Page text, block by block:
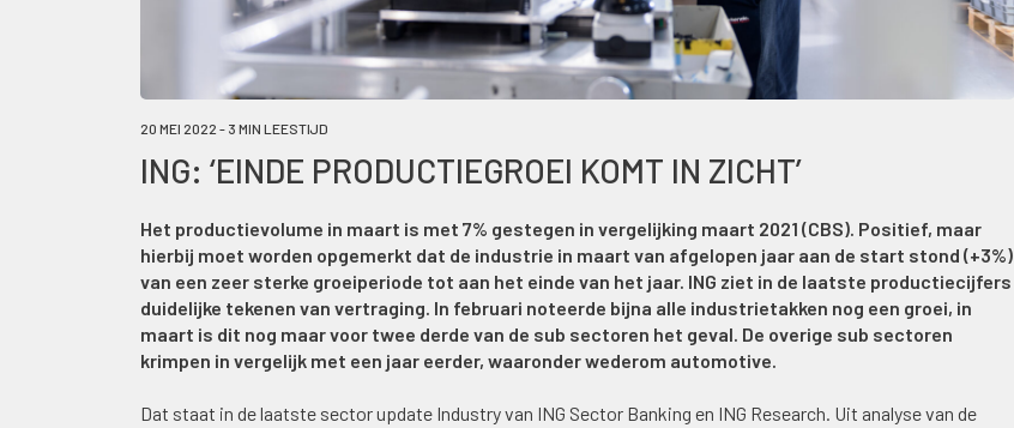
20 MEI 2022 - 3 MIN LEESTIJD
ING: ‘EINDE PRODUCTIEGROEI KOMT IN ZICHT’
Het productievolume in maart is met 7% gestegen in vergelijking maart 2021 (CBS). Positief, maar
hierbij moet worden opgemerkt dat de industrie in maart van afgelopen jaar aan de start stond (+3%)
van een zeer sterke groeiperiode tot aan het einde van het jaar. ING ziet in de laatste productiecijfers
duidelijke tekenen van vertraging. In februari noteerde bijna alle industrietakken nog een groei, in
maart is dit nog maar voor twee derde van de sub sectoren het geval. De overige sub sectoren
krimpen in vergelijk met een jaar eerder, waaronder wederom automotive.
Dat staat in de laatste sector update Industry van ING Sector Banking en ING Research. Uit analyse van de